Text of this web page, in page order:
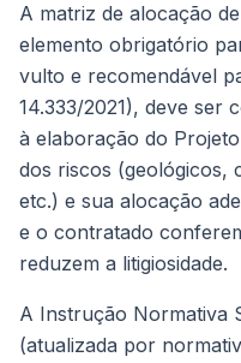
A matriz de alocação
elemento obrigatório
vulto e recomendável
14.333/2021), deve ser
à elaboração do
dos riscos (geológicos,
etc.) e sua alocação
e o contratado
reduzem a litigiosidade.
A Instrução Normativa
(atualizada por